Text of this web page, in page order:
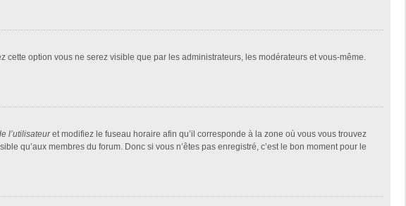
cette option vous ne serez visible que par les administrateurs, les modérateurs et vous-même.
l’utilisateuret modifiez le fuseau horaire afin qu’il corresponde à la zone où vous vous trouvez
qu’aux membres du forum. Donc si vous n’êtes pas enregistré, c’est le bon moment pour le